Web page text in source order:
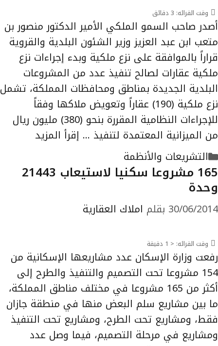
وقت القرائه: 3 دقائق
أصدر صاحب السمو الملكي الأمير الدكتور منصور بن
متعب ابن عبد العزيز وزير الشئون البلدية والقروية
قراراً بالموافقة على نزع ملكية وبدء إجراءات نزع
ملكية عقارات لصالح تنفيذ عدد من المشروعات
البلدية الجديدة بمناطق ومحافظات المملكة، تشمل
نزع ملكية (190) عقاراً وتعويض ملاكها وفقاً
للإجراءات النظامية المقررة بنحو (380) مليون ريال
من الميزانية المعتمدة لتنفيذ … إقرأ المزيد
التصنيفات
التشريعات والأنظمة
165 مشروعا سكنيا لاستيعاب 21443
وحدة
30/06/2014 بقلم املاك العقارية
وقت القرائه: < 1 دقيقة
رفعت وزارة الإسكان عدد مشاريعها الإسكانية من
154 مشروعا تحت التصميم والتنفيذ والطرح إلى
أكثر من 165 مشروعا في مختلف مناطق المملكة،
ما بين مشاريع سلم البعض منها في منطقة جازان
فقط، ومشاريع تحت الطرح، ومشاريع تحت التنفيذ
ومشاريع في مرحلة التصميم، فيما وصل عدد